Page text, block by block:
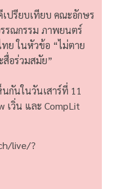
เปรียบเทียบ คณะอักษร
รณกรรม ภาพยนตร์
ย ในหัวข้อ “ไม่ตาย
อร่วมสมัย”
กันในวันเสาร์ที่ 11
เวิ่น และ CompLit
live/?